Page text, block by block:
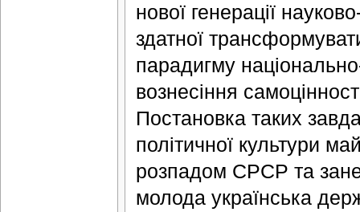
нової генерації
здатної
парадигму
вознесіння
Постановка таких
політичної культури
розпадом СРСР та
молода українська